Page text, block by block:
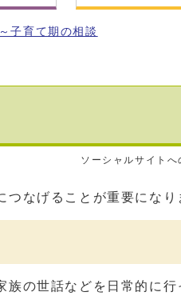
子育て期の相談
ソーシャルサイト
なげることが重要になり
族の世話などを日常的に